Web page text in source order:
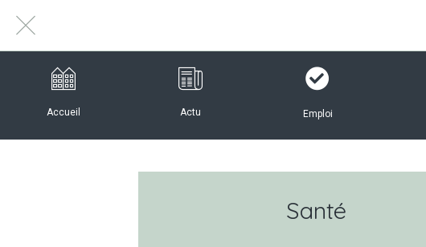
Accueil Actu Emploi
Santé